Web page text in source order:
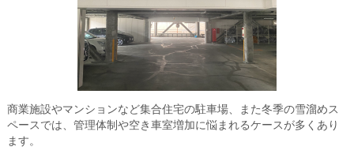
商業施設やマンションなど集合住宅の駐車場、また冬季の雪溜めス
ペースでは、管理体制や空き車室増加に悩まれるケースが多くあり
ます。